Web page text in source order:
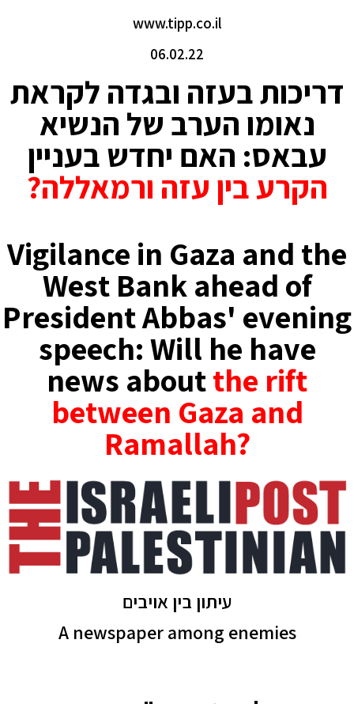
www.tipp.co.il
06.02.22
דריכות בעזה ובגדה לקראת
נאומו הערב של הנשיא
עבאס: האם יחדש בעניין
הקרע בין עזה ורמאללה?
Vigilance in Gaza and the
West Bank ahead of
President Abbas' evening
speech: Will he have
news aboutthe rift
between Gaza and
Ramallah?
עיתון בין אויבים
A newspaper among enemies